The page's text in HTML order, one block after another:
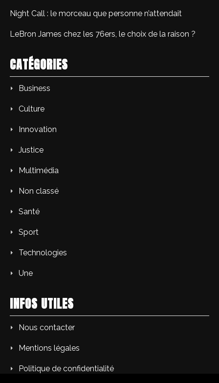
Night Call : le morceau que personne n’attendait
LeBron James chez les 76ers, le choix de la raison ?
CATÉGORIES
Business
Culture
Innovation
Justice
Multimédia
Non classé
Santé
Sport
Technologies
Une
INFOS UTILES
Nous contacter
Mentions légales
Politique de confidentialité